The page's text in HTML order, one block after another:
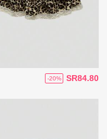
SR84.80
-20%